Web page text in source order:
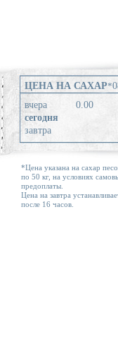
ЦЕНА НА САХАР*
вчера
сегодня
завтра
0.00
*Цена указана на сахар
по 50 кг, на условиях
предоплаты.
Цена на завтра
после 16 часов.